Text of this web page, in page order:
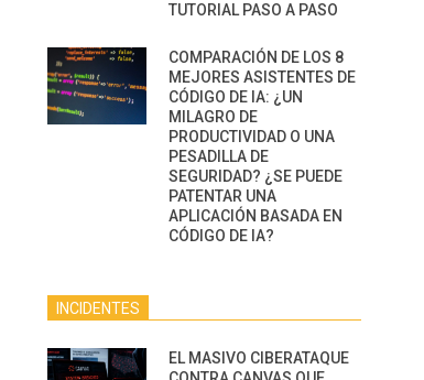
TUTORIAL PASO A PASO
COMPARACIÓN DE LOS 8
MEJORES ASISTENTES DE
CÓDIGO DE IA: ¿UN
MILAGRO DE
PRODUCTIVIDAD O UNA
PESADILLA DE
SEGURIDAD? ¿SE PUEDE
PATENTAR UNA
APLICACIÓN BASADA EN
CÓDIGO DE IA?
INCIDENTES
EL MASIVO CIBERATAQUE